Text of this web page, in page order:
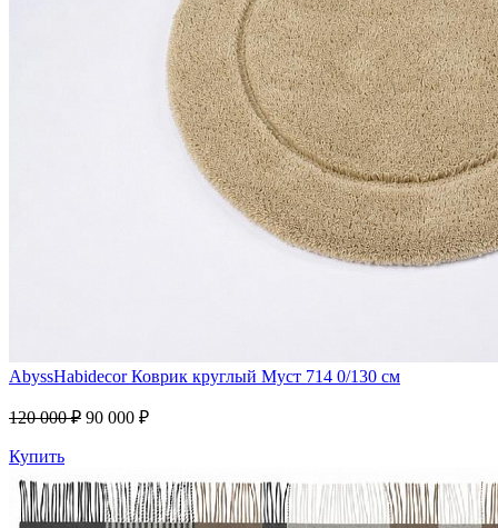
AbyssHabidecor Коврик круглый Муст 714 0/130 см
120 000 ₽ 90 000 ₽
Купить